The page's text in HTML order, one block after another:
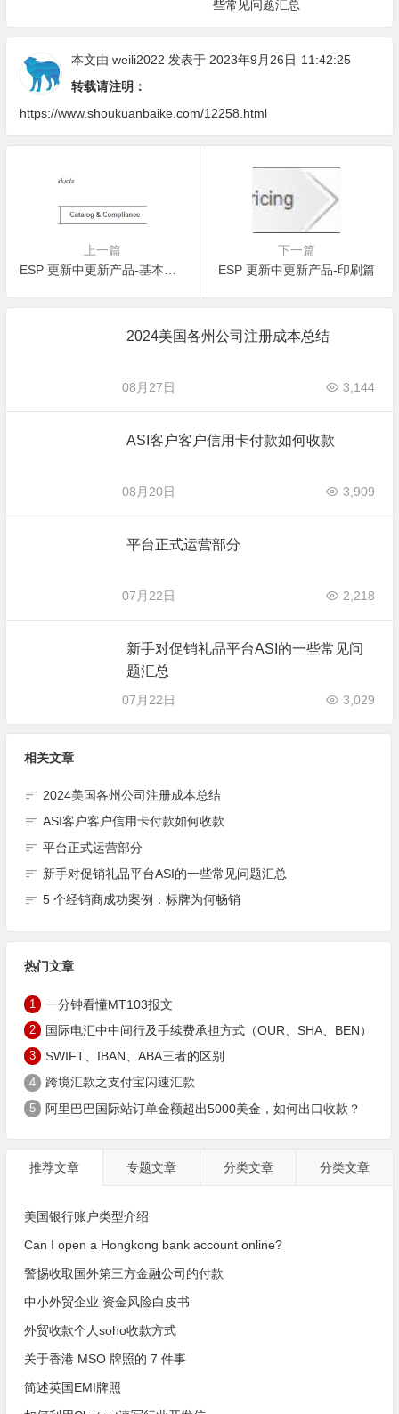
些常见问题汇总
本文由 weili2022 发表于 2023年9月26日 11:42:25
转载请注明：
https://www.shoukuanbaike.com/12258.html
上一篇
下一篇
ESP 更新中更新产品-印刷篇
2024美国各州公司注册成本总结
08月27日 3,144
ASI客户客户信用卡付款如何收款
08月20日 3,909
平台正式运营部分
07月22日 2,218
新手对促销礼品平台ASI的一些常见问
题汇总
07月22日 3,029
相关文章
2024美国各州公司注册成本总结
ASI客户客户信用卡付款如何收款
平台正式运营部分
新手对促销礼品平台ASI的一些常见问题汇总
5 个经销商成功案例：标牌为何畅销
热门文章
1 一分钟看懂MT103报文
2 国际电汇中中间行及手续费承担方式（OUR、SHA、BEN）
3 SWIFT、IBAN、ABA三者的区别
4 跨境汇款之支付宝闪速汇款
5 阿里巴巴国际站订单金额超出5000美金，如何出口收款？
推荐文章 专题文章 分类文章 分类文章
美国银行账户类型介绍
Can I open a Hongkong bank account online?
警惕收取国外第三方金融公司的付款
中小外贸企业 资金风险白皮书
外贸收款个人soho收款方式
关于香港 MSO 牌照的 7 件事
简述英国EMI牌照